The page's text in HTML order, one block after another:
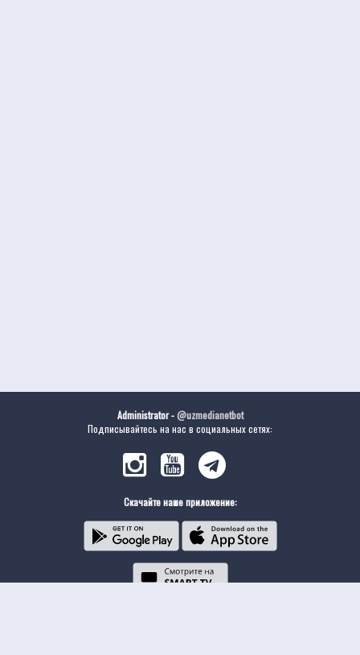
Administrator -@uzmedianetbot
Подписывайтесь на нас в социальных сетях:
Скачайте наше приложение: